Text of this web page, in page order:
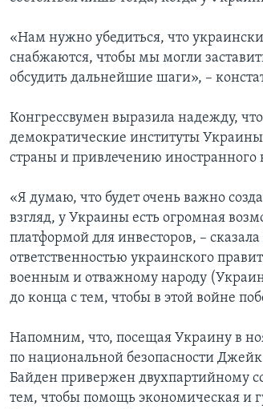
«Нам нужно убедиться, что
снабжаются, чтобы мы могли
обсудить дальнейшие шаги», –
Конгрессвумен выразила надежду,
демократические институты Украины
страны и привлечению иностранного
«Я думаю, что будет очень важно
взгляд, у Украины есть огромная
платформой для инвесторов, –
ответственностью украинского
военным и отважному народу
до конца с тем, чтобы в этой войне
Напомним, что, посещая Украину в
по национальной безопасности
Байден привержен двухпартийному
тем, чтобы помощь экономическая и